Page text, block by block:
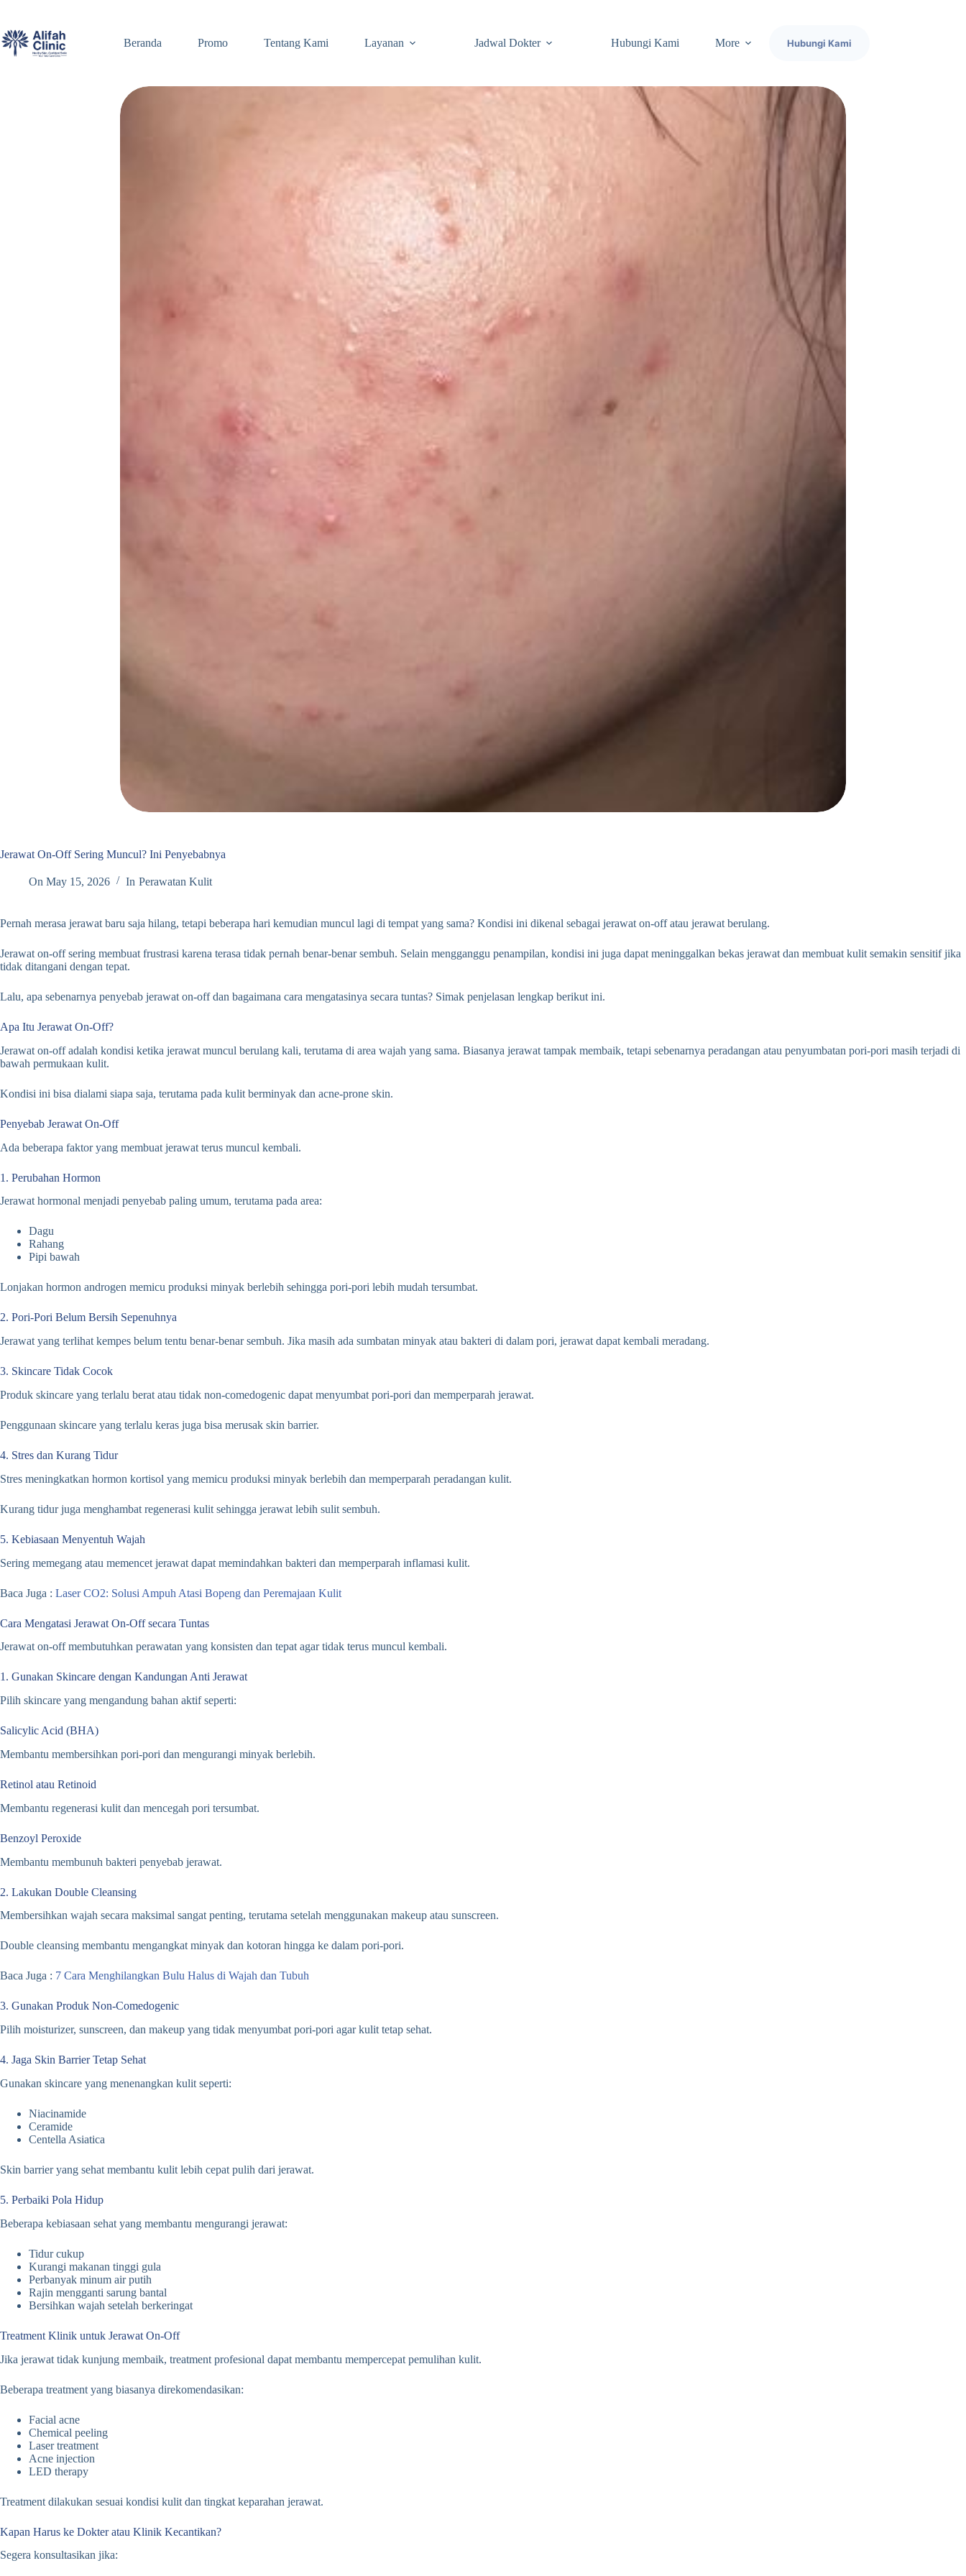
content
Beranda
Promo Tentang Kami Layanan Jadwal Dokter Hubungi Kami More Hubungi Kami
Jerawat On-Off Sering Muncul? Ini Penyebabnya
On May 15, 2026 In Perawatan Kulit
Pernah merasa jerawat baru saja hilang, tetapi beberapa hari kemudian muncul lagi di tempat yang sama? Kondisi ini dikenal sebagai jerawat on-off atau jerawat berulang.
Jerawat on-off sering membuat frustrasi karena terasa tidak pernah benar-benar sembuh. Selain mengganggu penampilan, kondisi ini juga dapat meninggalkan bekas jerawat dan membuat kulit semakin sensitif jika
tidak ditangani dengan tepat.
Lalu, apa sebenarnya penyebab jerawat on-off dan bagaimana cara mengatasinya secara tuntas? Simak penjelasan lengkap berikut ini.
Apa Itu Jerawat On-Off?
Jerawat on-off adalah kondisi ketika jerawat muncul berulang kali, terutama di area wajah yang sama. Biasanya jerawat tampak membaik, tetapi sebenarnya peradangan atau penyumbatan pori-pori masih terjadi di
bawah permukaan kulit.
Kondisi ini bisa dialami siapa saja, terutama pada kulit berminyak dan acne-prone skin.
Penyebab Jerawat On-Off
Ada beberapa faktor yang membuat jerawat terus muncul kembali.
1. Perubahan Hormon
Jerawat hormonal menjadi penyebab paling umum, terutama pada area:
Dagu
Rahang
Pipi bawah
Lonjakan hormon androgen memicu produksi minyak berlebih sehingga pori-pori lebih mudah tersumbat.
2. Pori-Pori Belum Bersih Sepenuhnya
Jerawat yang terlihat kempes belum tentu benar-benar sembuh. Jika masih ada sumbatan minyak atau bakteri di dalam pori, jerawat dapat kembali meradang.
3. Skincare Tidak Cocok
Produk skincare yang terlalu berat atau tidak non-comedogenic dapat menyumbat pori-pori dan memperparah jerawat.
Penggunaan skincare yang terlalu keras juga bisa merusak skin barrier.
4. Stres dan Kurang Tidur
Stres meningkatkan hormon kortisol yang memicu produksi minyak berlebih dan memperparah peradangan kulit.
Kurang tidur juga menghambat regenerasi kulit sehingga jerawat lebih sulit sembuh.
5. Kebiasaan Menyentuh Wajah
Sering memegang atau memencet jerawat dapat memindahkan bakteri dan memperparah inflamasi kulit.
Baca Juga : Laser CO2: Solusi Ampuh Atasi Bopeng dan Peremajaan Kulit
Cara Mengatasi Jerawat On-Off secara Tuntas
Jerawat on-off membutuhkan perawatan yang konsisten dan tepat agar tidak terus muncul kembali.
1. Gunakan Skincare dengan Kandungan Anti Jerawat
Pilih skincare yang mengandung bahan aktif seperti:
Salicylic Acid (BHA)
Membantu membersihkan pori-pori dan mengurangi minyak berlebih.
Retinol atau Retinoid
Membantu regenerasi kulit dan mencegah pori tersumbat.
Benzoyl Peroxide
Membantu membunuh bakteri penyebab jerawat.
2. Lakukan Double Cleansing
Membersihkan wajah secara maksimal sangat penting, terutama setelah menggunakan makeup atau sunscreen.
Double cleansing membantu mengangkat minyak dan kotoran hingga ke dalam pori-pori.
Baca Juga : 7 Cara Menghilangkan Bulu Halus di Wajah dan Tubuh
3. Gunakan Produk Non-Comedogenic
Pilih moisturizer, sunscreen, dan makeup yang tidak menyumbat pori-pori agar kulit tetap sehat.
4. Jaga Skin Barrier Tetap Sehat
Gunakan skincare yang menenangkan kulit seperti:
Niacinamide
Ceramide
Centella Asiatica
Skin barrier yang sehat membantu kulit lebih cepat pulih dari jerawat.
5. Perbaiki Pola Hidup
Beberapa kebiasaan sehat yang membantu mengurangi jerawat:
Tidur cukup
Kurangi makanan tinggi gula
Perbanyak minum air putih
Rajin mengganti sarung bantal
Bersihkan wajah setelah berkeringat
Treatment Klinik untuk Jerawat On-Off
Jika jerawat tidak kunjung membaik, treatment profesional dapat membantu mempercepat pemulihan kulit.
Beberapa treatment yang biasanya direkomendasikan:
Facial acne
Chemical peeling
Laser treatment
Acne injection
LED therapy
Treatment dilakukan sesuai kondisi kulit dan tingkat keparahan jerawat.
Kapan Harus ke Dokter atau Klinik Kecantikan?
Segera konsultasikan jika: